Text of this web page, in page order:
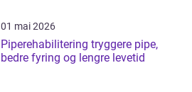
01 mai 2026
Piperehabilitering tryggere pipe,
bedre fyring og lengre levetid